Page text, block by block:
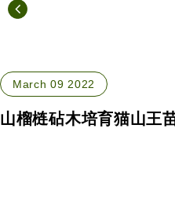
March 09 2022
山榴梿砧木培育猫山王